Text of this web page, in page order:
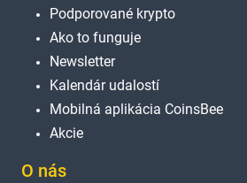
Podporované krypto
Ako to funguje
Newsletter
Kalendár udalostí
Mobilná aplikácia CoinsBee
Akcie
O nás